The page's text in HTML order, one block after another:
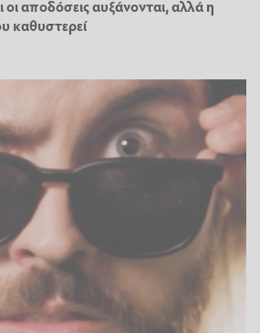
αποδόσεις αυξάνονται, αλλά η
καθυστερεί